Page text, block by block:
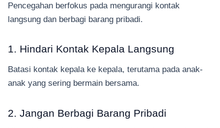
Pencegahan berfokus pada mengurangi kontak
langsung dan berbagi barang pribadi.
1. Hindari Kontak Kepala Langsung
Batasi kontak kepala ke kepala, terutama pada anak-
anak yang sering bermain bersama.
2. Jangan Berbagi Barang Pribadi